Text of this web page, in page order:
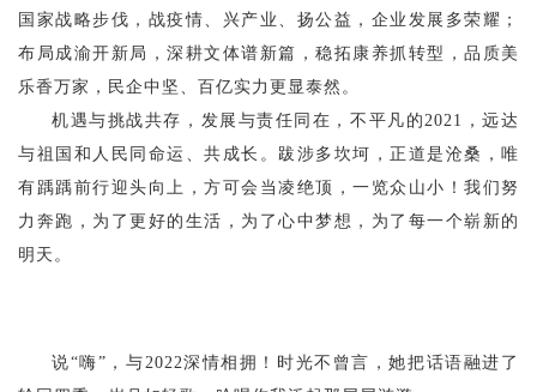
国家战略步伐，战疫情、兴产业、扬公益，企业发展多荣耀；
布局成渝开新局，深耕文体谱新篇，稳拓康养抓转型，品质美
乐香万家，民企中坚、百亿实力更显泰然。
机遇与挑战共存，发展与责任同在，不平凡的2021，远达
与祖国和人民同命运、共成长。跋涉多坎坷，正道是沧桑，唯
有踽踽前行迎头向上，方可会当凌绝顶，一览众山小！我们努
力奔跑，为了更好的生活，为了心中梦想，为了每一个崭新的
明天。
说“嗨”，与2022深情相拥！时光不曾言，她把话语融进了